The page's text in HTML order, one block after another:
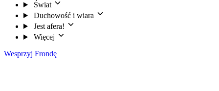
Świat
Duchowość i wiara
Jest afera!
Więcej
Wesprzyj Frondę